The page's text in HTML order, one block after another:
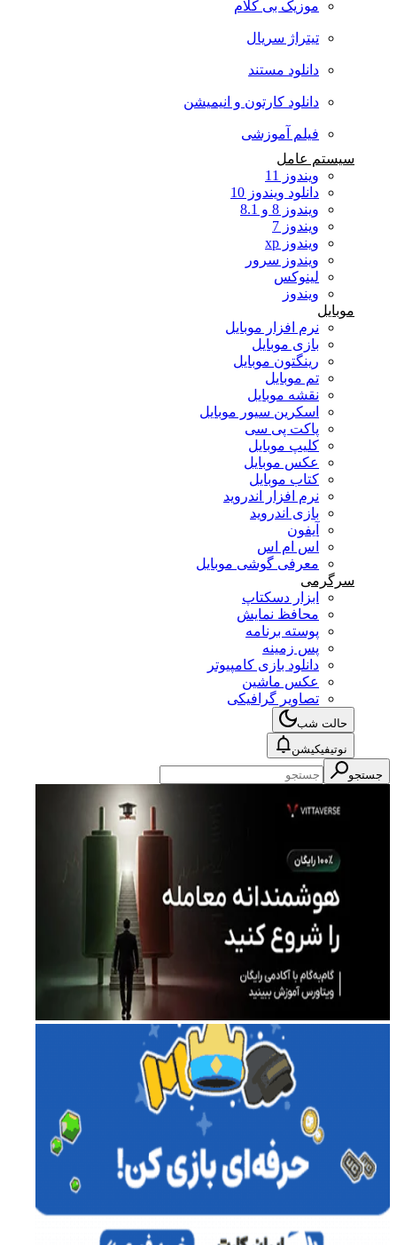
موزیک بی کلام
تیتراژ سریال
دانلود مستند
دانلود کارتون و انیمیشن
فیلم آموزشی
سیستم عامل
ویندوز 11
دانلود ویندوز 10
ویندوز 8 و 8.1
ویندوز 7
ویندوز xp
ویندوز سرور
لینوکس
ویندوز
موبایل
نرم افزار موبایل
بازی موبایل
رینگتون موبایل
تم موبایل
نقشه موبایل
اسکرین سیور موبایل
پاکت پی سی
کلیپ موبایل
عکس موبایل
کتاب موبایل
نرم افزار اندروید
بازی اندروید
آیفون
اس ام اس
معرفی گوشی موبایل
سرگرمی
ابزار دسکتاپ
محافظ نمایش
پوسته برنامه
پس زمینه
دانلود بازی کامپیوتر
عکس ماشین
تصاویر گرافیکی
حالت شب
نوتیفیکیشن
جستجو